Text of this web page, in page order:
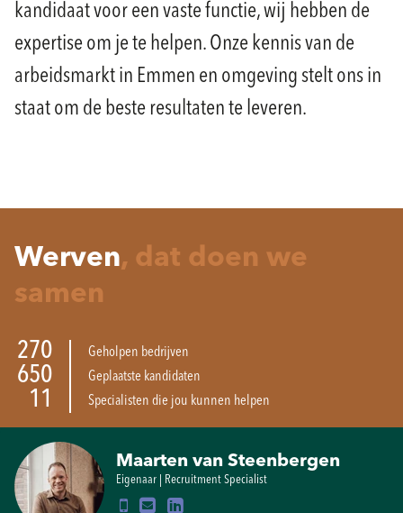
kandidaat voor een vaste functie, wij hebben de
expertise om je te helpen. Onze kennis van de
arbeidsmarkt in Emmen en omgeving stelt ons in
staat om de beste resultaten te leveren.
Werven, dat doen we
samen
270 Geholpen bedrijven
650 Geplaatste kandidaten
11 Specialisten die jou kunnen helpen
Maarten van Steenbergen
Eigenaar | Recruitment Specialist